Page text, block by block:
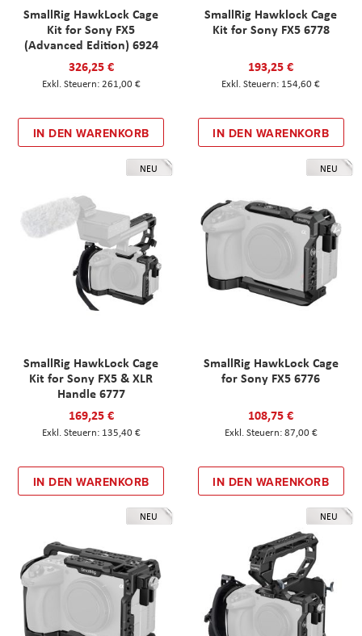
SmallRig HawkLock Cage
Kit for Sony FX5
(Advanced Edition) 6924
326,25 €
261,00 €
IN DEN WARENKORB
SmallRig Hawklock Cage
Kit for Sony FX5 6778
193,25 €
154,60 €
IN DEN WARENKORB
NEU
SmallRig HawkLock Cage
Kit for Sony FX5 & XLR
Handle 6777
169,25 €
135,40 €
IN DEN WARENKORB
NEU
SmallRig HawkLock Cage
for Sony FX5 6776
108,75 €
87,00 €
IN DEN WARENKORB
NEU NEU